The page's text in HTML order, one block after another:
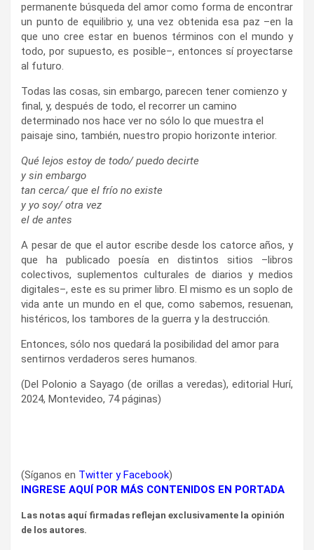
permanente búsqueda del amor como forma de encontrar
un punto de equilibrio y, una vez obtenida esa paz –en la
que uno cree estar en buenos términos con el mundo y
todo, por supuesto, es posible–, entonces sí proyectarse
al futuro.
Todas las cosas, sin embargo, parecen tener comienzo y
final, y, después de todo, el recorrer un camino
determinado nos hace ver no sólo lo que muestra el
paisaje sino, también, nuestro propio horizonte interior.
Qué lejos estoy de todo/ puedo decirte
y sin embargo
tan cerca/ que el frío no existe
y yo soy/ otra vez
el de antes
A pesar de que el autor escribe desde los catorce años, y
que ha publicado poesía en distintos sitios –libros
colectivos, suplementos culturales de diarios y medios
digitales–, este es su primer libro. El mismo es un soplo de
vida ante un mundo en el que, como sabemos, resuenan,
histéricos, los tambores de la guerra y la destrucción.
Entonces, sólo nos quedará la posibilidad del amor para
sentirnos verdaderos seres humanos.
(Del Polonio a Sayago (de orillas a veredas), editorial Hurí,
2024, Montevideo, 74 páginas)
(Síganos en Twitter y Facebook)
INGRESE AQUÍ POR MÁS CONTENIDOS EN PORTADA
Las notas aquí firmadas reflejan exclusivamente la opinión
de los autores.